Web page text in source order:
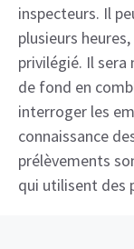
inspecteurs. Il
plusieurs
privilégié. Il sera
de fond en
interroger les
connaissance
prélèvements
qui utilisent des